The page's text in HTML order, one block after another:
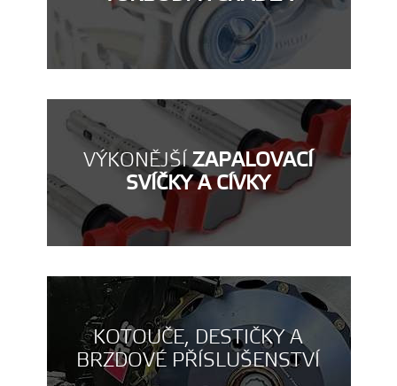
VÝKONĚJŠÍZAPALOVACÍ
SVÍČKY A CÍVKY
KOTOUČE, DESTIČKY A
BRZDOVÉ PŘÍSLUŠENSTVÍ